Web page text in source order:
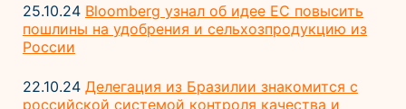
25.10.24 Bloomberg узнал об идее ЕС повысить
пошлины на удобрения и сельхозпродукцию из
России
22.10.24 Делегация из Бразилии знакомится с
российской системой контроля качества и